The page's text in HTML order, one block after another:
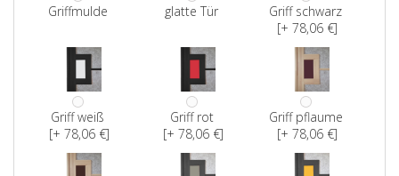
Griffmulde glatte Tür
Griff schwarz
[+ 78,06 €]
Griff weiß
[+ 78,06 €]
Griff rot
[+ 78,06 €]
Griff pflaume
[+ 78,06 €]